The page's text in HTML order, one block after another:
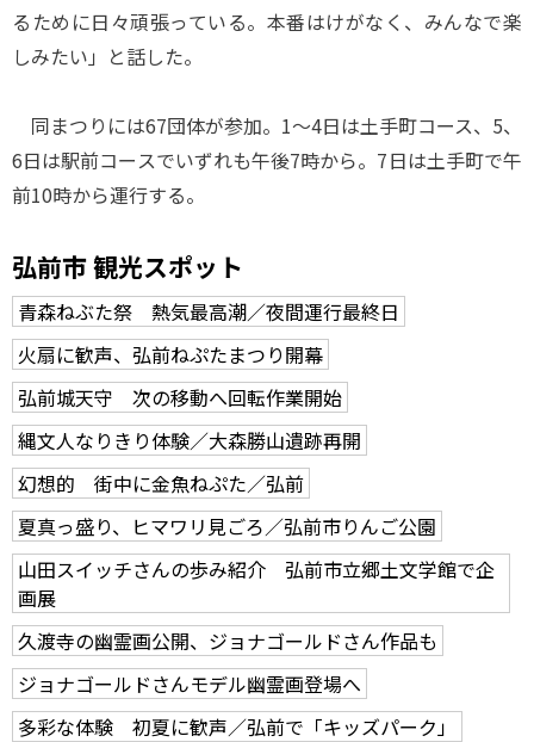
るために日々頑張っている。本番はけがなく、みんなで楽
しみたい」と話した。
同まつりには67団体が参加。1～4日は土手町コース、5、
6日は駅前コースでいずれも午後7時から。7日は土手町で午
前10時から運行する。
弘前市 観光スポット
青森ねぶた祭 熱気最高潮／夜間運行最終日
火扇に歓声、弘前ねぷたまつり開幕
弘前城天守 次の移動へ回転作業開始
縄文人なりきり体験／大森勝山遺跡再開
幻想的 街中に金魚ねぷた／弘前
夏真っ盛り、ヒマワリ見ごろ／弘前市りんご公園
山田スイッチさんの歩み紹介 弘前市立郷土文学館で企
画展
久渡寺の幽霊画公開、ジョナゴールドさん作品も
ジョナゴールドさんモデル幽霊画登場へ
多彩な体験 初夏に歓声／弘前で「キッズパーク」